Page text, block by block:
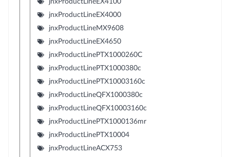
jnxProductLineEX4000
jnxProductLineMX9608
jnxProductLineEX4650
jnxProductLinePTX1000260C
jnxProductLinePTX1000380c
jnxProductLinePTX10003160c
jnxProductLineQFX1000380c
jnxProductLineQFX10003160c
jnxProductLinePTX1000136mr
jnxProductLinePTX10004
jnxProductLineACX753